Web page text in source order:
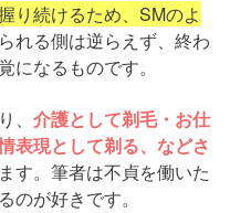
り続けるため、SMのよ
れる側は逆らえず、終わ
になるものです。
介護として剃毛・お仕
表現として剃る、などさ
す。筆者は不貞を働いた
のが好きです。